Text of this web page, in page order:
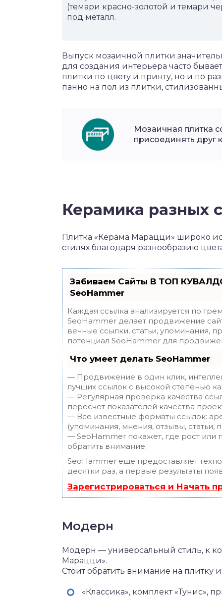
(темари красно-золотой и темари
под металл.
Выпуск мозаичной плитки
для создания интерьера часто
плитки по цвету и принту, но и по
панно на пол из плитки,
Мозаичная плитка
присоединять друг
Керамика разных
Плитка «Керама Марацци» широко
стилях благодаря разнообразию
Забиваем Сайты В ТОП
SeoHammer
Каждая ссылка анализируется по
SeoHammer делает продвижение
вечные ссылки, статьи, упоминания,
потенциал SeoHammer для
Что умеет делать SeoHammer
— Продвижение в один клик,
лучших ссылок с высокой степенью
— Регулярная проверка качества
пересчет показателей качества
— Все известные форматы ссылок:
(упоминания, мнения, отзывы, статьи,
— SeoHammer покажет, где рост или
обратить внимание.
SeoHammer еще предоставляет
десятки раз, а первые результаты
Зарегистрироваться и Начать
Модерн
Модерн — универсальный стиль, к
Марацци».
Стоит обратить внимание на плитку
«Классика», комплект «Тунис»,